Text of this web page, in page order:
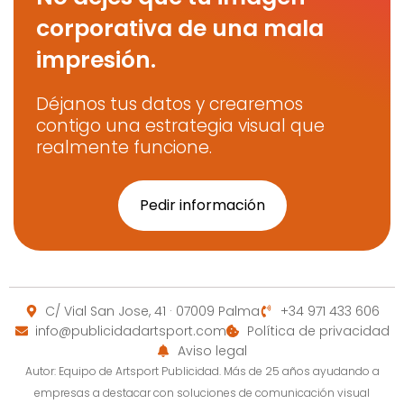
corporativa de una mala
impresión.
Déjanos tus datos y crearemos
contigo una estrategia visual que
realmente funcione.
Pedir información
C/ Vial San Jose, 41 · 07009 Palma
+34 971 433 606
info@publicidadartsport.com
Política de privacidad
Aviso legal
Autor: Equipo de Artsport Publicidad. Más de 25 años ayudando a
empresas a destacar con soluciones de comunicación visual